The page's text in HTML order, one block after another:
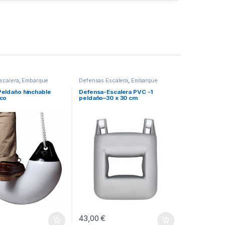
, Embarque
hinchable
Defensas Escalera, Embarque
Plataformas
Defensa-Escalera PVC -1
peldaño–30 x 30 cm
43,00€